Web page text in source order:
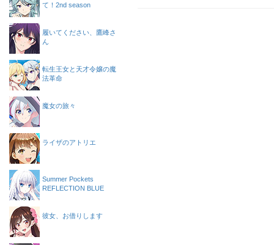
て！2nd season
履いてください、鷹峰さ
ん
転生王女と天才令嬢の魔
法革命
魔女の旅々
ライザのアトリエ
Summer Pockets
REFLECTION BLUE
彼女、お借りします